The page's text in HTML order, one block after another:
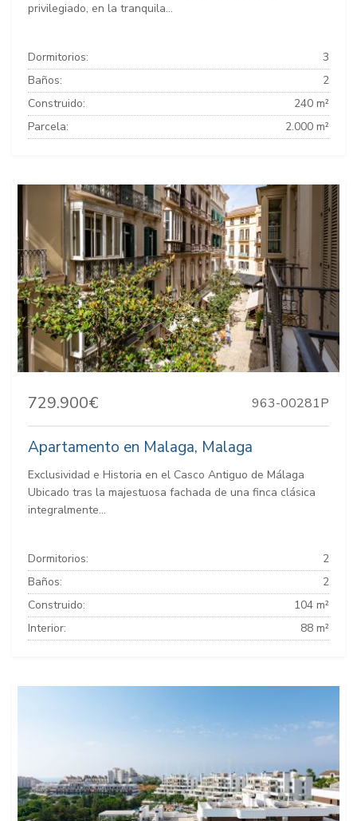
privilegiado, en la tranquila...
Dormitorios:
3
Baños:
2
Construido:
240 m²
Parcela:
2.000 m²
729.900€ 963-00281P
Apartamento en Malaga, Malaga
Exclusividad e Historia en el Casco Antiguo de Málaga
Ubicado tras la majestuosa fachada de una finca clásica
integralmente...
Dormitorios:
2
Baños:
2
Construido:
104 m²
Interior:
88 m²